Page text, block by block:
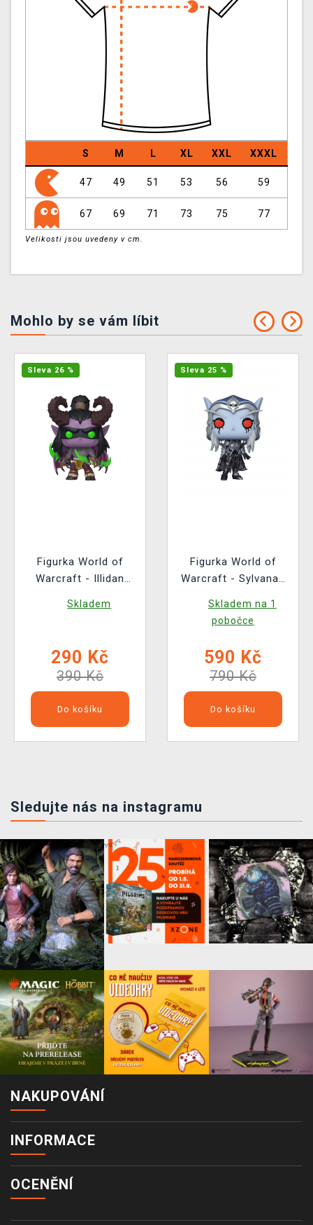
S M L XL XXL XXXL
47 49 51 53 56 59
67 69 71 73 75 77
Velikosti jsou uvedeny v cm.
Mohlo by se vám líbit
Sleva 26 %
Figurka World of
Warcraft - Illidan
1101)
Skladem
290 Kč
390 Kč
Do košíku
Sleva 25 %
Figurka World of
Warcraft - Sylvanas
Games 990)
Skladem na 1
pobočce
590 Kč
790 Kč
Do košíku
Sledujte nás na instagramu
NAKUPOVÁNÍ
INFORMACE
OCENĚNÍ